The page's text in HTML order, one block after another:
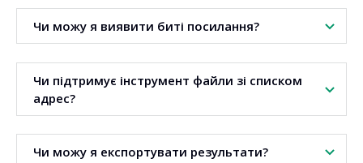
Так. Інструмент, зокрема, показує кількість беклінків і
кількість доменів-донорів.
Чи можу я виявити биті посилання?
Так. У таблиці ви знайдете дані про биті беклінки для
кожної адреси.
Чи підтримує інструмент файли зі списком
адрес?
Так. Ви можете завантажити файл зі списком доменів
або URL і провести масовий аналіз.
Чи можу я експортувати результати?